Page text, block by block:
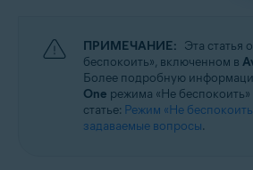
Операционные системы:
ПРИМЕЧАНИЕ: Эта статья
беспокоить», включенном в
Более подробную
One режима «Не
статье: Режим «Не
задаваемые вопросы.